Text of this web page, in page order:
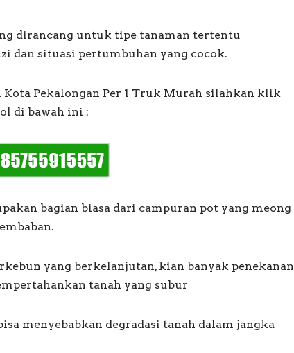
dirancang untuk tipe tanaman tertentu
dan situasi pertumbuhan yang cocok.
Pekalongan Per 1 Truk Murah silahkan klik
di bawah ini :
bagian biasa dari campuran pot yang meong
yang berkelanjutan, kian banyak penekanan
tanah yang subur
menyebabkan degradasi tanah dalam jangka